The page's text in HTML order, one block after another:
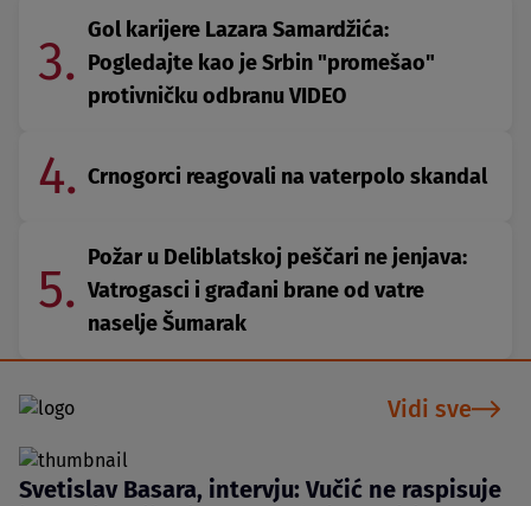
3.
Gol karijere Lazara Samardžića:
Pogledajte kao je Srbin "promešao"
protivničku odbranu VIDEO
4. Crnogorci reagovali na vaterpolo skandal
5.
Požar u Deliblatskoj peščari ne jenjava:
Vatrogasci i građani brane od vatre
naselje Šumarak
Vidi sve
Svetislav Basara, intervju: Vučić ne raspisuje